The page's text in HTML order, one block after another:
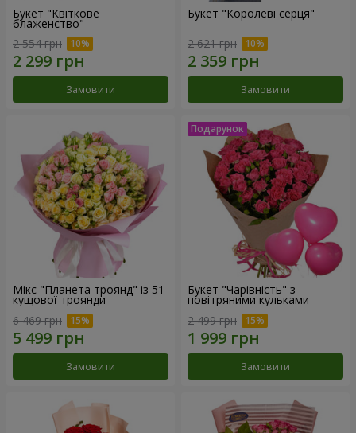
Букет "Квіткове
блаженство"
2 554 грн
Замовити
Букет "Королеві серця"
2 621 грн
Замовити
Мікс "Планета троянд" із 51
кущової троянди
6 469 грн
Замовити
Букет "Чарівність" з
повітряними кульками
2 499 грн
Замовити